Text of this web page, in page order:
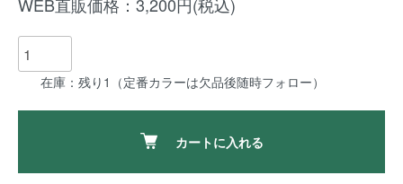
在庫：残り1（定番カラーは欠品後随時フォロー）
カートに入れる